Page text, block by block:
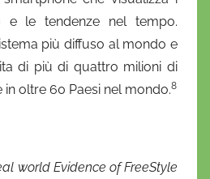
e le tendenze nel tempo.
più diffuso al mondo e
di più di quattro milioni di
oltre 60 Paesi nel mondo.8
world Evidence of FreeStyle